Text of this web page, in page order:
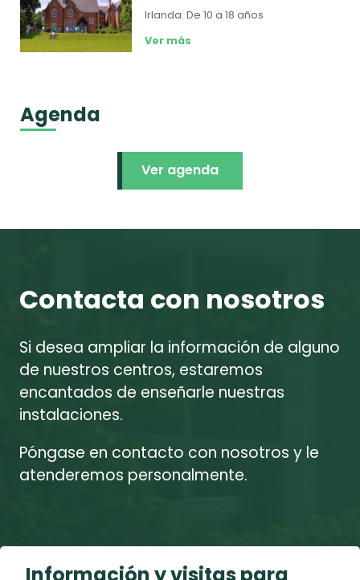
Irlanda.De 10 a 18 años
Ver más
Agenda
Ver agenda
Contacta con nosotros
Si desea ampliar la información de alguno
de nuestros centros, estaremos
encantados de enseñarle nuestras
instalaciones.
Póngase en contacto con nosotros y le
atenderemos personalmente.